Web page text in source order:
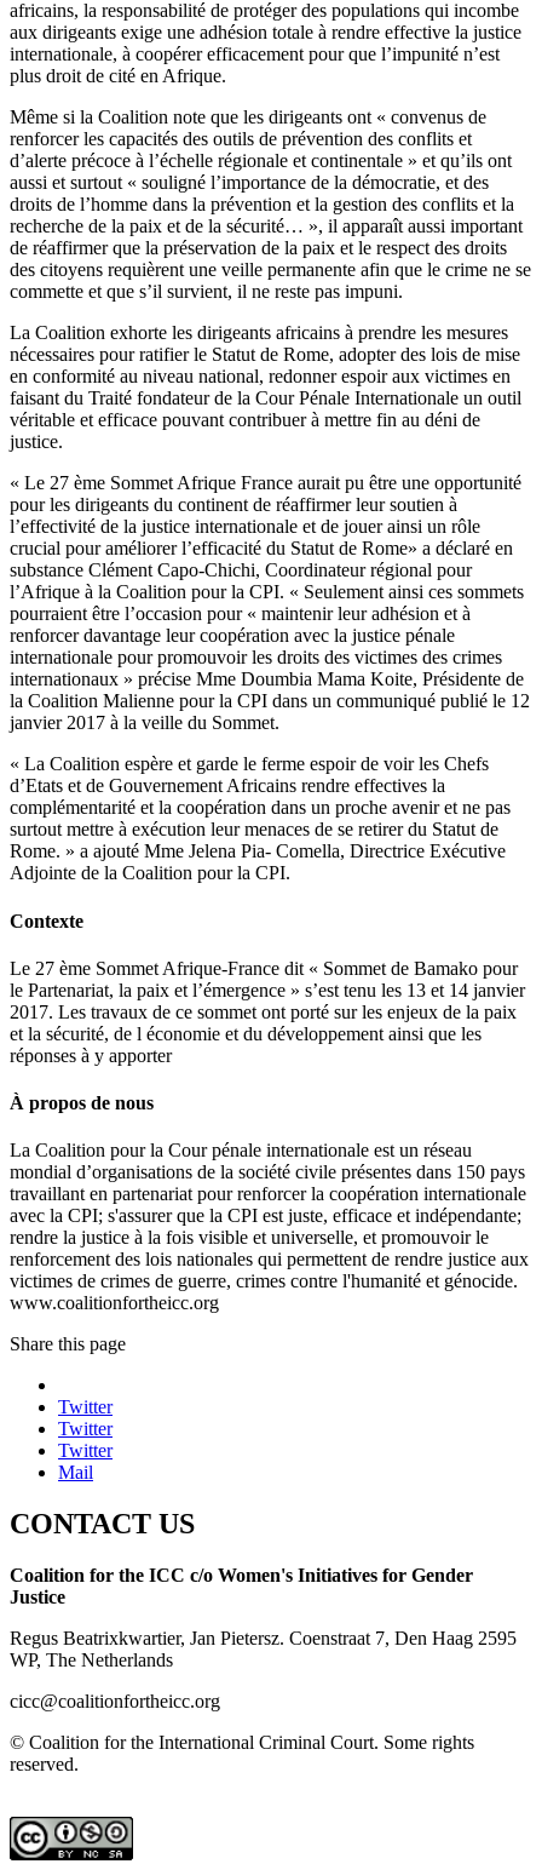
africains, la responsabilité de protéger des populations qui incombe
aux dirigeants exige une adhésion totale à rendre effective la justice
internationale, à coopérer efficacement pour que l’impunité n’est
plus droit de cité en Afrique.
Même si la Coalition note que les dirigeants ont « convenus de
renforcer les capacités des outils de prévention des conflits et
d’alerte précoce à l’échelle régionale et continentale » et qu’ils ont
aussi et surtout « souligné l’importance de la démocratie, et des
droits de l’homme dans la prévention et la gestion des conflits et la
recherche de la paix et de la sécurité… », il apparaît aussi important
de réaffirmer que la préservation de la paix et le respect des droits
des citoyens requièrent une veille permanente afin que le crime ne se
commette et que s’il survient, il ne reste pas impuni.
La Coalition exhorte les dirigeants africains à prendre les mesures
nécessaires pour ratifier le Statut de Rome, adopter des lois de mise
en conformité au niveau national, redonner espoir aux victimes en
faisant du Traité fondateur de la Cour Pénale Internationale un outil
véritable et efficace pouvant contribuer à mettre fin au déni de
justice.
« Le 27 ème Sommet Afrique France aurait pu être une opportunité
pour les dirigeants du continent de réaffirmer leur soutien à
l’effectivité de la justice internationale et de jouer ainsi un rôle
crucial pour améliorer l’efficacité du Statut de Rome» a déclaré en
substance Clément Capo-Chichi, Coordinateur régional pour
l’Afrique à la Coalition pour la CPI. « Seulement ainsi ces sommets
pourraient être l’occasion pour « maintenir leur adhésion et à
renforcer davantage leur coopération avec la justice pénale
internationale pour promouvoir les droits des victimes des crimes
internationaux » précise Mme Doumbia Mama Koite, Présidente de
la Coalition Malienne pour la CPI dans un communiqué publié le 12
janvier 2017 à la veille du Sommet.
« La Coalition espère et garde le ferme espoir de voir les Chefs
d’Etats et de Gouvernement Africains rendre effectives la
complémentarité et la coopération dans un proche avenir et ne pas
surtout mettre à exécution leur menaces de se retirer du Statut de
Rome. » a ajouté Mme Jelena Pia- Comella, Directrice Exécutive
Adjointe de la Coalition pour la CPI.
Contexte
Le 27 ème Sommet Afrique-France dit « Sommet de Bamako pour
le Partenariat, la paix et l’émergence » s’est tenu les 13 et 14 janvier
2017. Les travaux de ce sommet ont porté sur les enjeux de la paix
et la sécurité, de l économie et du développement ainsi que les
réponses à y apporter
À propos de nous
La Coalition pour la Cour pénale internationale est un réseau
mondial d’organisations de la société civile présentes dans 150 pays
travaillant en partenariat pour renforcer la coopération internationale
avec la CPI; s'assurer que la CPI est juste, efficace et indépendante;
rendre la justice à la fois visible et universelle, et promouvoir le
renforcement des lois nationales qui permettent de rendre justice aux
victimes de crimes de guerre, crimes contre l'humanité et génocide.
www.coalitionfortheicc.org
Share this page
Twitter
Twitter
Twitter
Mail
CONTACT US
Coalition for the ICC c/o Women's Initiatives for Gender
Justice
Regus Beatrixkwartier, Jan Pietersz. Coenstraat 7, Den Haag 2595
WP, The Netherlands
cicc@coalitionfortheicc.org
© Coalition for the International Criminal Court. Some rights
reserved.